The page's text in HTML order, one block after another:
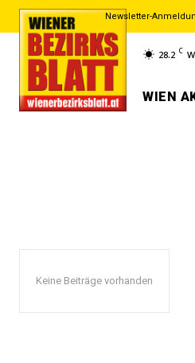
Newsletter-
28.2 C
WIEN
Keine Beiträge vorhanden